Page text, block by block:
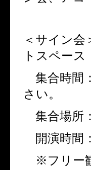
＜サイン
トスペース
集合時間
さい。
集合場所：
開演時間：
※フリー